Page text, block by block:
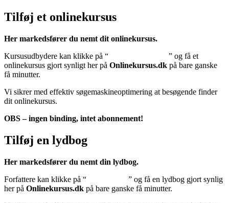
Tilføj et onlinekursus
Her markedsfører du nemt dit onlinekursus.
Kursusudbydere kan klikke på “
” og få et
onlinekursus gjort synligt her på Onlinekursus.dk på bare ganske
få minutter.
Vi sikrer med effektiv søgemaskineoptimering at besøgende finder
dit onlinekursus.
OBS – ingen binding, intet abonnement!
Tilføj en lydbog
Her markedsfører du nemt din lydbog.
Forfattere kan klikke på “
” og få en lydbog gjort synlig
her på Onlinekursus.dk på bare ganske få minutter.